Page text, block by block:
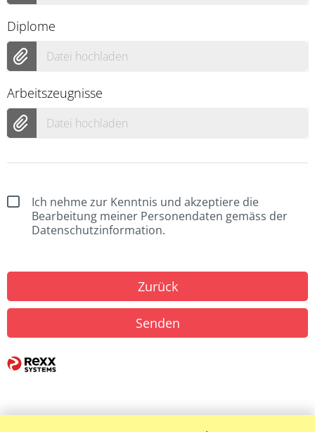
Diplome
Datei hochladen
Arbeitszeugnisse
Datei hochladen
Ich nehme zur Kenntnis und akzeptiere die
Bearbeitung meiner Personendaten gemäss der
Datenschutzinformation.
Zurück
Senden